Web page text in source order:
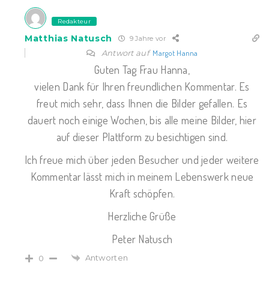
Redakteur
Matthias Natusch 9 Jahre vor
Antwort auf Margot Hanna
Guten Tag Frau Hanna,
vielen Dank für Ihren freundlichen Kommentar. Es
freut mich sehr, dass Ihnen die Bilder gefallen. Es
dauert noch einige Wochen, bis alle meine Bilder, hier
auf dieser Plattform zu besichtigen sind.
Ich freue mich über jeden Besucher und jeder weitere
Kommentar lässt mich in meinem Lebenswerk neue
Kraft schöpfen.
Herzliche Grüße
Peter Natusch
0 Antworten